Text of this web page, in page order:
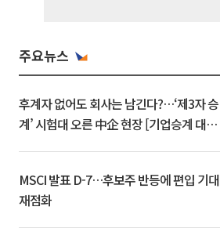
주요뉴스
후계자 없어도 회사는 남긴다?…‘제3자 승
계’ 시험대 오른 中企 현장 [기업승계 대전
MSCI 발표 D-7…후보주 반등에 편입 기대
재점화